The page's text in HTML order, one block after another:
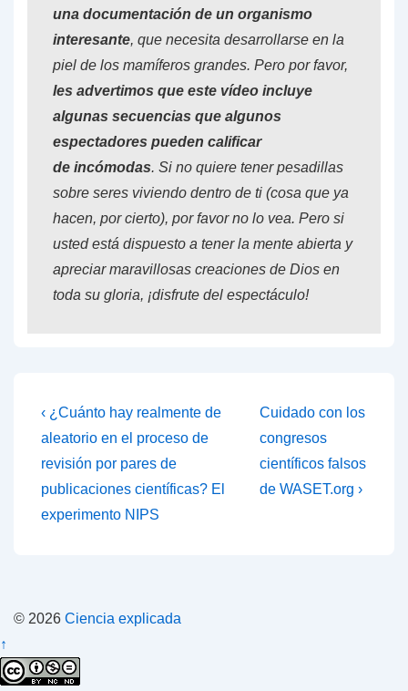
una documentación de un organismo
interesante, que necesita desarrollarse en la
piel de los mamíferos grandes. Pero por favor,
les advertimos que este vídeo incluye
algunas secuencias que algunos
espectadores pueden calificar
de incómodas. Si no quiere tener pesadillas
sobre seres viviendo dentro de ti (cosa que ya
hacen, por cierto), por favor no lo vea. Pero si
usted está dispuesto a tener la mente abierta y
apreciar maravillosas creaciones de Dios en
toda su gloria, ¡disfrute del espectáculo!
Navegación
de
entradas
La
entrada
anterior
es
‹ ¿Cuánto hay realmente de
aleatorio en el proceso de
revisión por pares de
publicaciones científicas? El
experimento NIPS
La
entrada
siguiente
es
Cuidado con los
congresos
científicos falsos
de WASET.org ›
© 2026 Ciencia explicada
↑